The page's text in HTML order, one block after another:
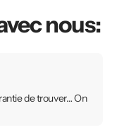
nous:
de trouver… On